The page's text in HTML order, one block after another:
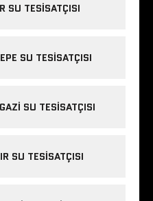
SU TESISATÇISI
SU TESISATÇISI
SU TESISATÇISI
SU TESISATÇISI